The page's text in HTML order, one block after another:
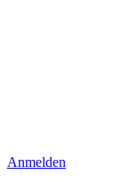
Anmelden